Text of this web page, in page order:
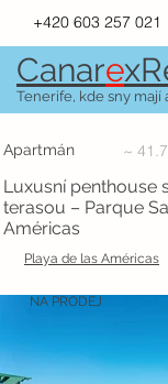
+420 603 257 021
CanarexR
Tenerife, kde sny mají
Apartmán ~
Luxusní penthouse
terasou – Parque
Américas
Playa de las Américas
NA PRODEJ